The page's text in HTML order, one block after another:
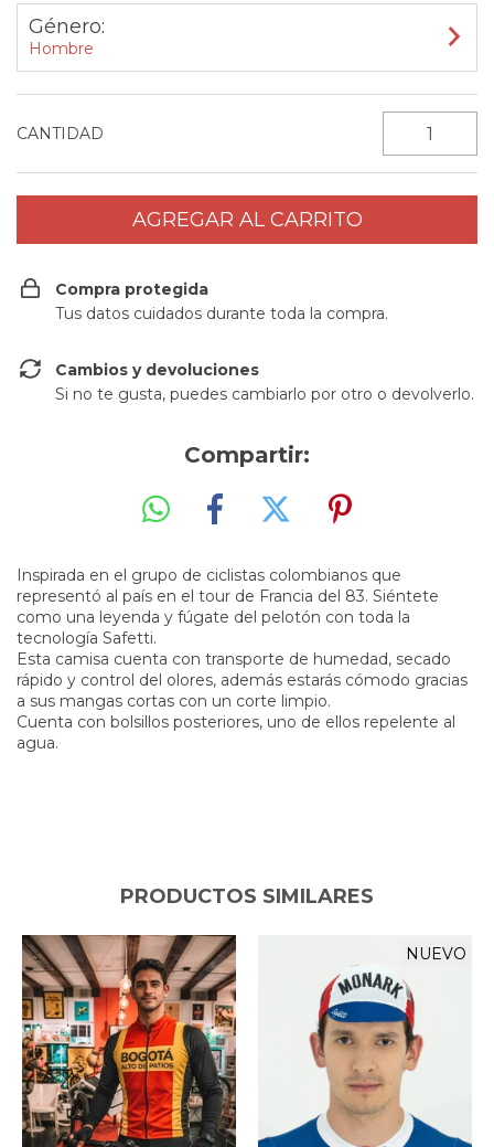
Género:
Hombre
CANTIDAD
Compra protegida
Tus datos cuidados durante toda la compra.
Cambios y devoluciones
Si no te gusta, puedes cambiarlo por otro o devolverlo.
Compartir:
Inspirada en el grupo de ciclistas colombianos que
representó al país en el tour de Francia del 83. Siéntete
como una leyenda y fúgate del pelotón con toda la
tecnología Safetti.
Esta camisa cuenta con transporte de humedad, secado
rápido y control del olores, además estarás cómodo gracias
a sus mangas cortas con un corte limpio.
Cuenta con bolsillos posteriores, uno de ellos repelente al
agua.
PRODUCTOS SIMILARES
NUEVO